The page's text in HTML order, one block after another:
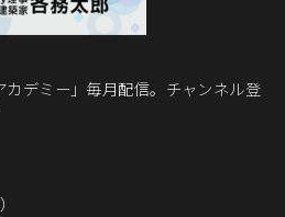
デミー」毎月配信。チャンネル登